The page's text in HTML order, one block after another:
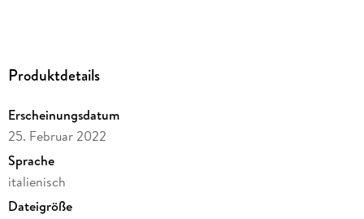
Se è così, la storia della vita di Eliseo è molto rilevante per i
tempi in cui viviamo. Eliseo profetizzò in Israele durante il
nono secolo a. C. come una luce splendente in mezzo alle
tenebre dell'idolatria e dell'incredulità. Faremmo quindi bene
a seguire il suo nobile esempio mentre cerchiamo di essere
Produktdetails
Erscheinungsdatum
25. Februar 2022
Sprache
italienisch
Dateigröße